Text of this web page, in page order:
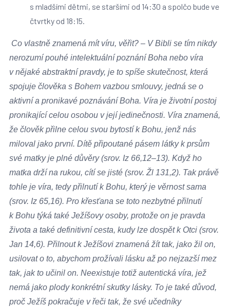
s mladšími dětmi, se staršími od 14:30 a spolčo bude ve
čtvrtky od 18:15.
Co vlastně znamená mít víru, věřit? – V Bibli se tím nikdy
nerozumí pouhé intelektuální poznání Boha nebo víra
v nějaké abstraktní pravdy, je to spíše skutečnost, která
spojuje člověka s Bohem vazbou smlouvy, jedná se o
aktivní a pronikavé poznávání Boha. Víra je životní postoj
pronikající celou osobou v její jedinečnosti. Víra znamená,
že člověk přilne celou svou bytostí k Bohu, jenž nás
miloval jako první. Dítě připoutané pásem látky k prsům
své matky je plné důvěry (srov. Iz 66,12–13). Když ho
matka drží na rukou, cítí se jisté (srov. Žl 131,2). Tak právě
tohle je víra, tedy přilnutí k Bohu, který je věrnost sama
(srov. Iz 65,16). Pro křesťana se toto nezbytné přilnutí
k Bohu týká také Ježíšovy osoby, protože on je pravda
života a také definitivní cesta, kudy lze dospět k Otci (srov.
Jan 14,6). Přilnout k Ježíšovi znamená žít tak, jako žil on,
usilovat o to, abychom prožívali lásku až po nejzazší mez
tak, jak to učinil on. Neexistuje totiž autentická víra, jež
nemá jako plody konkrétní skutky lásky. To je také důvod,
proč Ježíš pokračuje v řeči tak, že své učedníky